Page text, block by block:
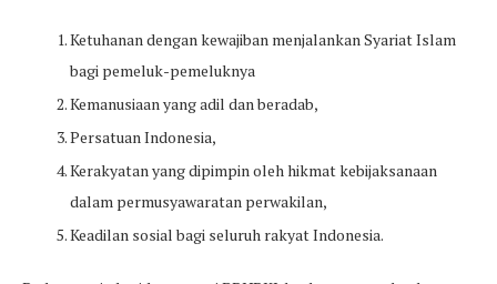
Ketuhanan dengan kewajiban menjalankan Syariat Islam
bagi pemeluk-pemeluknya
Kemanusiaan yang adil dan beradab,
Persatuan Indonesia,
Kerakyatan yang dipimpin oleh hikmat kebijaksanaan
dalam permusyawaratan perwakilan,
Keadilan sosial bagi seluruh rakyat Indonesia.